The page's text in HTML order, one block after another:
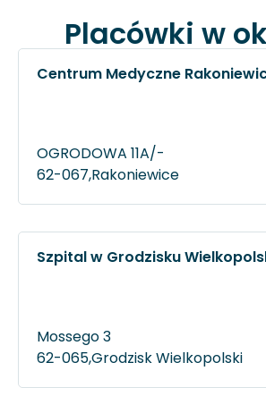
Placówki w
Centrum Medyczne
OGRODOWA 11A/-
62-067,Rakoniewice
Szpital w Grodzisku
Mossego 3
62-065,Grodzisk Wielkopolski